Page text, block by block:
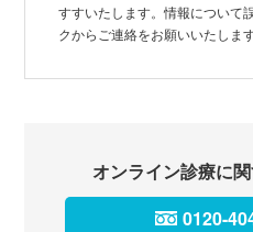
すすいたします。情報について
クからご連絡をお願いいたします
オンライン診療に
0120-